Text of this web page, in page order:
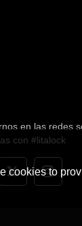
en las redes
con #litalock
cookies to